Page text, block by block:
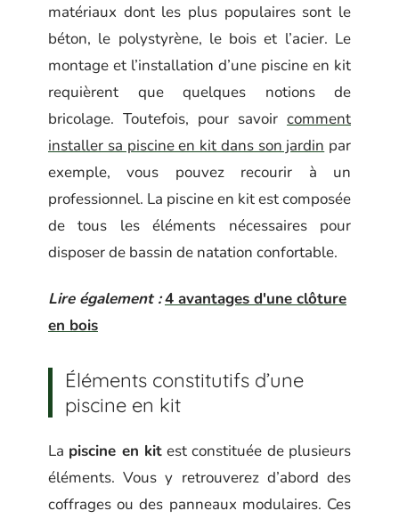
matériaux dont les plus populaires sont le
béton, le polystyrène, le bois et l’acier. Le
montage et l’installation d’une piscine en kit
requièrent que quelques notions de
bricolage. Toutefois, pour savoir comment
installer sa piscine en kit dans son jardin par
exemple, vous pouvez recourir à un
professionnel. La piscine en kit est composée
de tous les éléments nécessaires pour
disposer de bassin de natation confortable.
Lire également :4 avantages d'une clôture
en bois
Éléments constitutifs d’une
piscine en kit
La piscine en kitest constituée de plusieurs
éléments. Vous y retrouverez d’abord des
coffrages ou des panneaux modulaires. Ces